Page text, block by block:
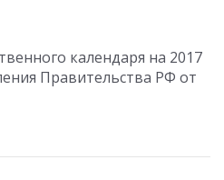
календаря на 2017
Правительства РФ от